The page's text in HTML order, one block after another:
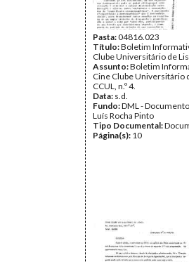
Pasta:04816.023
Título:Boletim
Clube Universitário de
Assunto:Boletim
Cine Clube Universitário
CCUL, n.º 4.
Data: s.d.
Fundo:DML -
Luís Rocha Pinto
Tipo Documental:
Página(s): 10